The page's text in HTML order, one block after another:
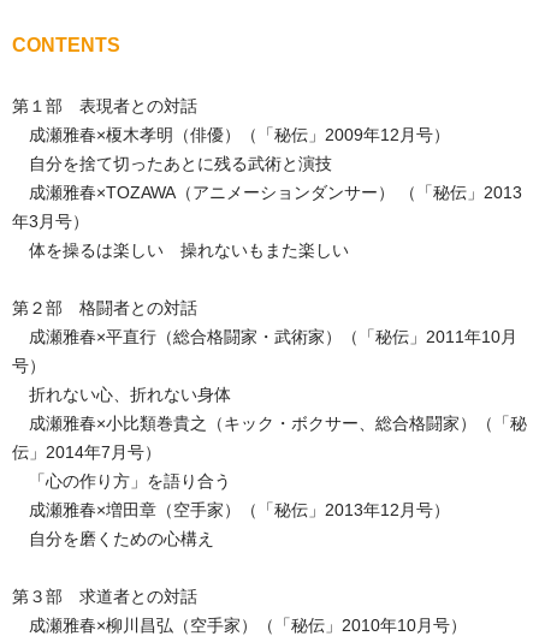
CONTENTS
第１部 表現者との対話
成瀬雅春×榎木孝明（俳優）（「秘伝」2009年12月号）
自分を捨て切ったあとに残る武術と演技
成瀬雅春×TOZAWA（アニメーションダンサー） （「秘伝」2013
年3月号）
体を操るは楽しい 操れないもまた楽しい
第２部 格闘者との対話
成瀬雅春×平直行（総合格闘家・武術家）（「秘伝」2011年10月
号）
折れない心、折れない身体
成瀬雅春×小比類巻貴之（キック・ボクサー、総合格闘家）（「秘
伝」2014年7月号）
「心の作り方」を語り合う
成瀬雅春×増田章（空手家）（「秘伝」2013年12月号）
自分を磨くための心構え
第３部 求道者との対話
成瀬雅春×柳川昌弘（空手家）（「秘伝」2010年10月号）